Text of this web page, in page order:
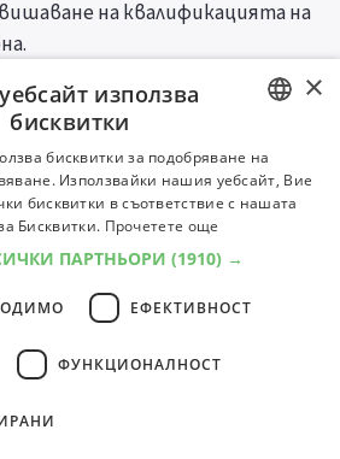
на квалификацията на
Професии
BULGARIAN
ENGLISH
×
използва
бисквитки
бисквитки за подобряване на
Използвайки нашия уебсайт, Вие
бисквитки в съответствие с нашата
Бисквитки. Прочетете още
ПАРТНЬОРИ (1910) →
ЕФЕКТИВНОСТ
ФУНКЦИОНАЛНОСТ